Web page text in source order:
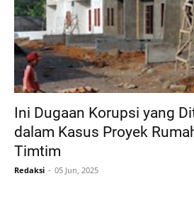
Ini Dugaan Korupsi yang
dalam Kasus Proyek
Timtim
Redaksi 05 Jun, 2025